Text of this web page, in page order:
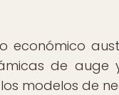
económico
de auge
modelos de